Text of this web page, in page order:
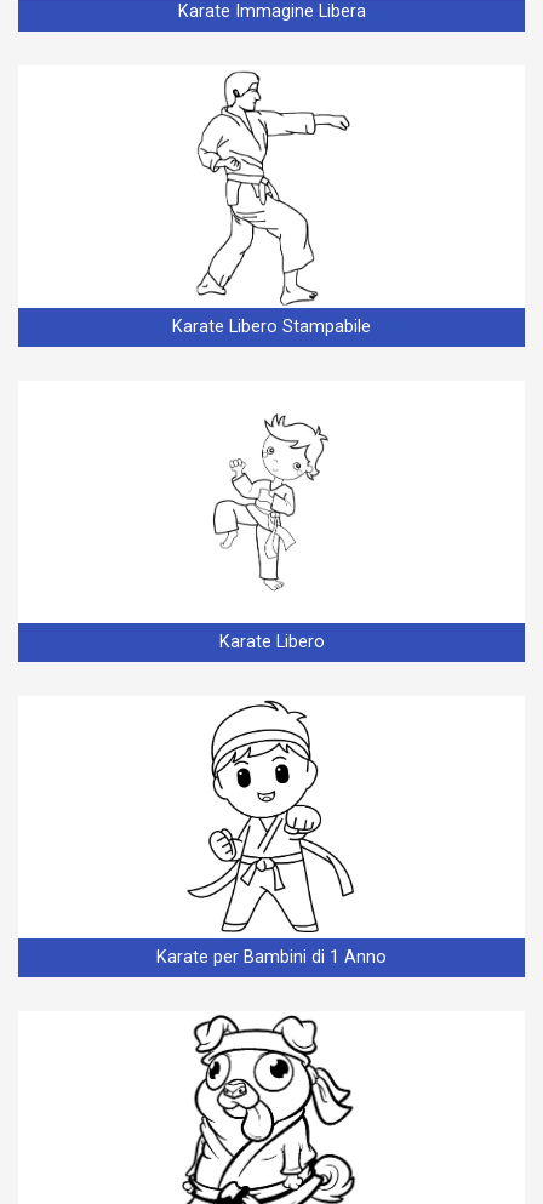
Karate Immagine Libera
Karate Libero Stampabile
Karate Libero
Karate per Bambini di 1 Anno